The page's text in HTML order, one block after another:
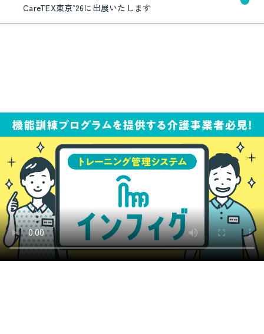
CareTEX東京’26に出展いたします